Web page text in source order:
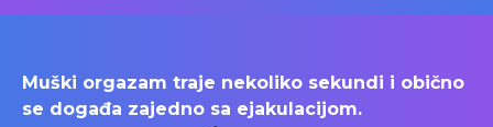
Muški orgazam traje nekoliko sekundi i obično
se događa zajedno sa ejakulacijom.